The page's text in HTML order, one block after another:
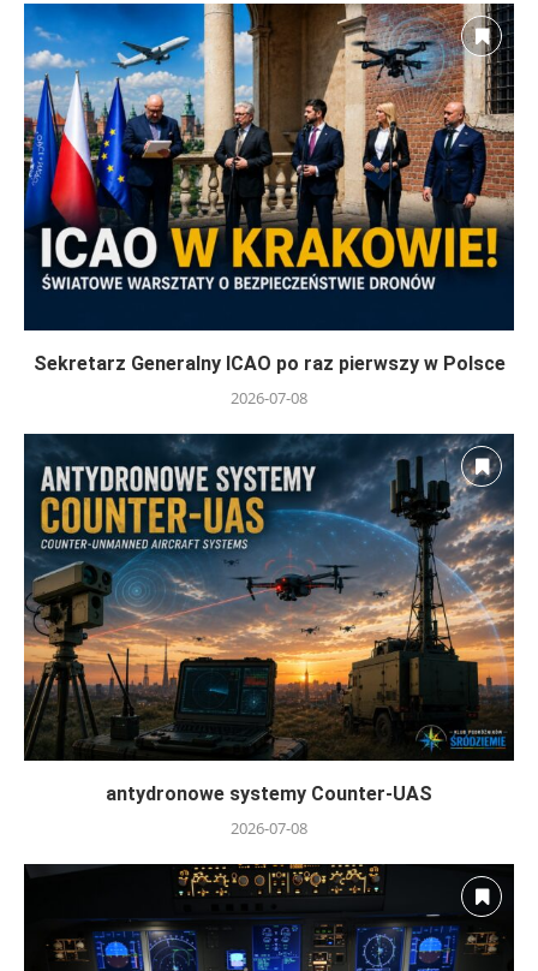
Sekretarz Generalny ICAO po raz pierwszy w Polsce
2026-07-08
antydronowe systemy Counter-UAS
2026-07-08